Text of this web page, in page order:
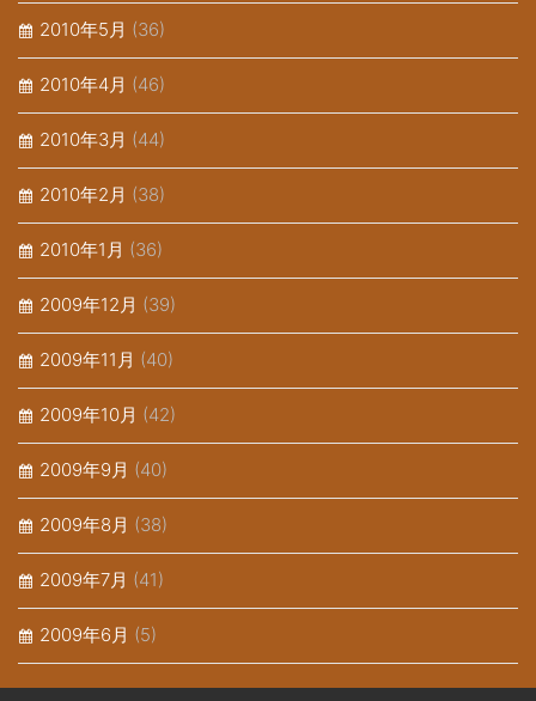
2010年5月 (36)
2010年4月 (46)
2010年3月 (44)
2010年2月 (38)
2010年1月 (36)
2009年12月 (39)
2009年11月 (40)
2009年10月 (42)
2009年9月 (40)
2009年8月 (38)
2009年7月 (41)
2009年6月 (5)